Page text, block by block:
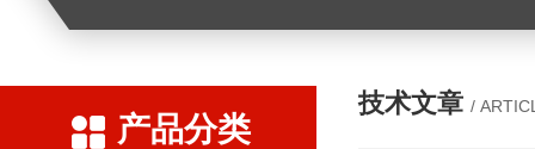
产品分类
技术文章 /